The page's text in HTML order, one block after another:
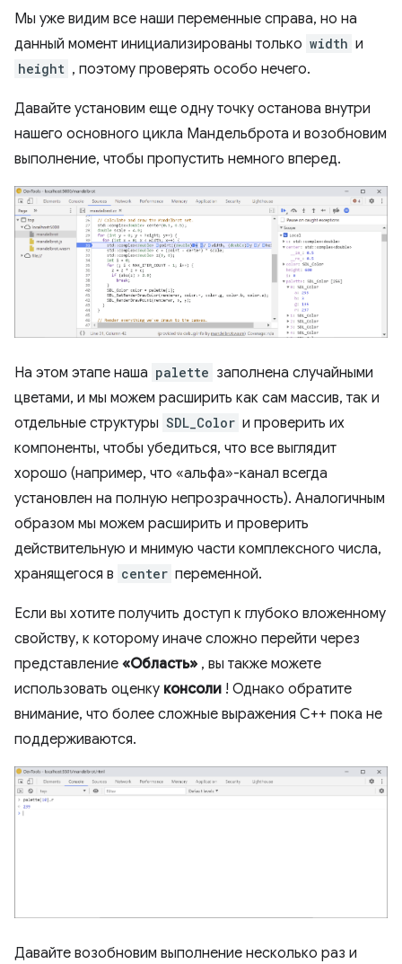
Мы уже видим все наши переменные справа, но на
данный момент инициализированы только width и
height , поэтому проверять особо нечего.
Давайте установим еще одну точку останова внутри
нашего основного цикла Мандельброта и возобновим
выполнение, чтобы пропустить немного вперед.
На этом этапе наша palette заполнена случайными
цветами, и мы можем расширить как сам массив, так и
отдельные структуры SDL_Color и проверить их
компоненты, чтобы убедиться, что все выглядит
хорошо (например, что «альфа»-канал всегда
установлен на полную непрозрачность). Аналогичным
образом мы можем расширить и проверить
действительную и мнимую части комплексного числа,
хранящегося в center переменной.
Если вы хотите получить доступ к глубоко вложенному
свойству, к которому иначе сложно перейти через
представление «Область» , вы также можете
использовать оценку консоли ! Однако обратите
внимание, что более сложные выражения C++ пока не
поддерживаются.
Давайте возобновим выполнение несколько раз и